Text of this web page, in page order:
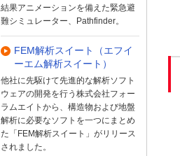
結果アニメーションを備えた緊急避
難シミュレーター、Pathfinder。
FEM解析スイート（エフイ
ーエム解析スイート）
他社に先駆けて先進的な解析ソフト
ウェアの開発を行う株式会社フォー
ラムエイトから、構造物および地盤
解析に必要なソフトを一つにまとめ
た「FEM解析スイート」がリリース
されました。